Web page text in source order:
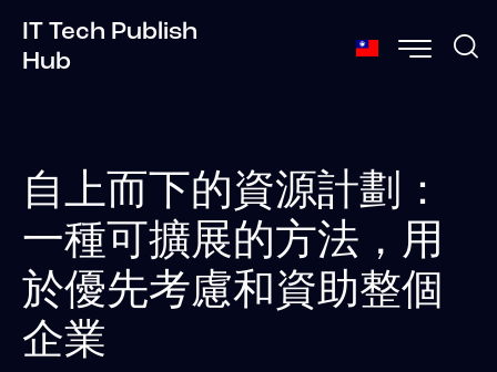
IT Tech Publish
Hub
自上而下的資源計劃：
一種可擴展的方法，用
於優先考慮和資助整個
企業